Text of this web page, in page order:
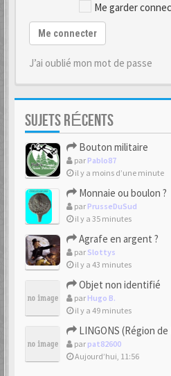
Me garder
Me connecter
J’ai oublié mon mot de passe
SUJETS RÉCENTS
Bouton militaire
par Pablo87
il y a moins d’une minute
Monnaie ou boulon ?
par PrusseDuSud
il y a 35 minutes
Agrafe en argent ?
par Slottys
il y a 43 minutes
Objet non identifié
par Hugo B.
il y a 49 minutes
LINGONS (Région de
par pat82600
Aujourd’hui, 11:56